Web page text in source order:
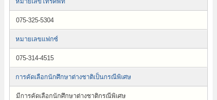
075-325-5304
หมายเลขแฟกซ์
075-314-4515
การคัดเลือกนักศึกษาต่างชาติเป็นกรณีพิเศษ
มีการคัดเลือกนักศึกษาต่างชาติกรณีพิเศษ